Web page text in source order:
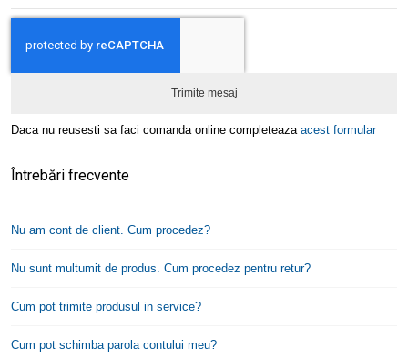
Trimite mesaj
Daca nu reusesti sa faci comanda online completeaza acest formular
Întrebări frecvente
Nu am cont de client. Cum procedez?
Nu sunt multumit de produs. Cum procedez pentru retur?
Cum pot trimite produsul in service?
Cum pot schimba parola contului meu?